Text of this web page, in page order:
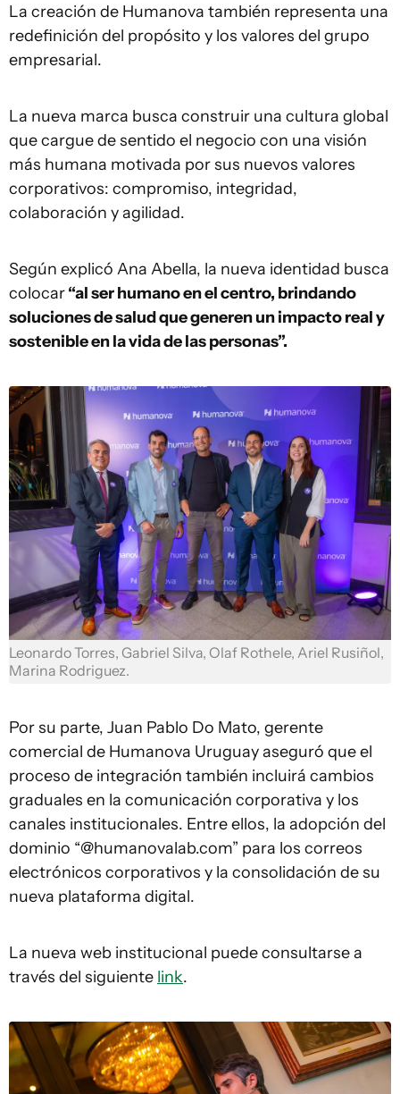
La creación de Humanova también representa una
redefinición del propósito y los valores del grupo
empresarial.
La nueva marca busca construir una cultura global
que cargue de sentido el negocio con una visión
más humana motivada por sus nuevos valores
corporativos: compromiso, integridad,
colaboración y agilidad.
Según explicó Ana Abella, la nueva identidad busca
colocar“al ser humano en el centro, brindando
soluciones de salud que generen un impacto real y
sostenible en la vida de las personas”.
Leonardo Torres, Gabriel Silva, Olaf Rothele, Ariel Rusiñol,
Marina Rodriguez.
Por su parte, Juan Pablo Do Mato, gerente
comercial de Humanova Uruguay aseguró que el
proceso de integración también incluirá cambios
graduales en la comunicación corporativa y los
canales institucionales. Entre ellos, la adopción del
dominio “@humanovalab.com” para los correos
electrónicos corporativos y la consolidación de su
nueva plataforma digital.
La nueva web institucional puede consultarse a
través del siguiente link.